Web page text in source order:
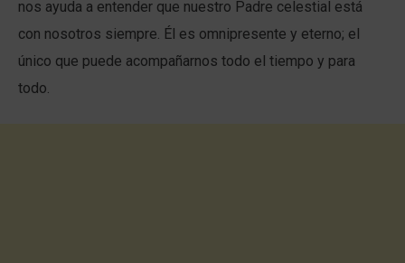
nos ayuda a entender que nuestro Padre celestial está
con nosotros siempre. Él es omnipresente y eterno; el
único que puede acompañarnos todo el tiempo y para
todo.